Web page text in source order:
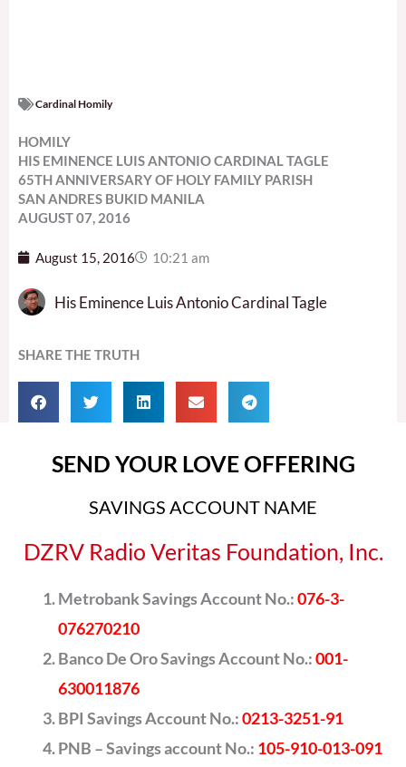
Cardinal Homily
HOMILY
HIS EMINENCE LUIS ANTONIO CARDINAL TAGLE
65TH ANNIVERSARY OF HOLY FAMILY PARISH
SAN ANDRES BUKID MANILA
AUGUST 07, 2016
August 15, 2016 10:21 am
His Eminence Luis Antonio Cardinal Tagle
SHARE THE TRUTH
SEND YOUR LOVE OFFERING
SAVINGS ACCOUNT NAME
DZRV Radio Veritas Foundation, Inc.
Metrobank Savings Account No.:076-3-
076270210
Banco De Oro Savings Account No.:001-
630011876
BPI Savings Account No.:0213-3251-91
PNB – Savings account No.: 105-910-013-091